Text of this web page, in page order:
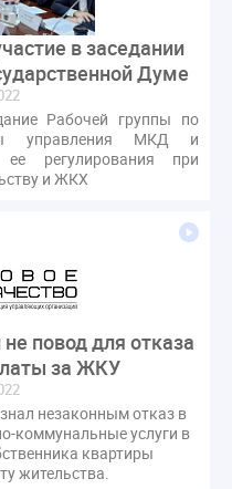
ЖКХ
Владимир Путин
Геллер
Дума
Кейс
М.Геллер
МЧС
ОДИ
диагностика
в заседании
Думе
Рабочей группы по
управления МКД и
регулирования при
и ЖКХ
повод для отказа
за ЖКУ
незаконным отказ в
коммунальные услуги в
квартиры
жительства.